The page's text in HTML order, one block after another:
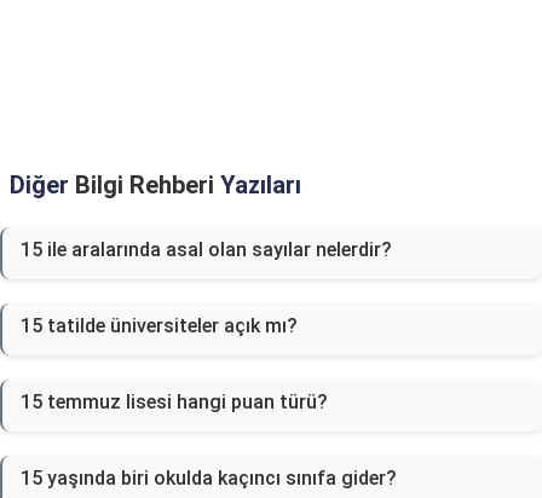
Diğer Bilgi Rehberi Yazıları
15 ile aralarında asal olan sayılar nelerdir?
15 tatilde üniversiteler açık mı?
15 temmuz lisesi hangi puan türü?
15 yaşında biri okulda kaçıncı sınıfa gider?